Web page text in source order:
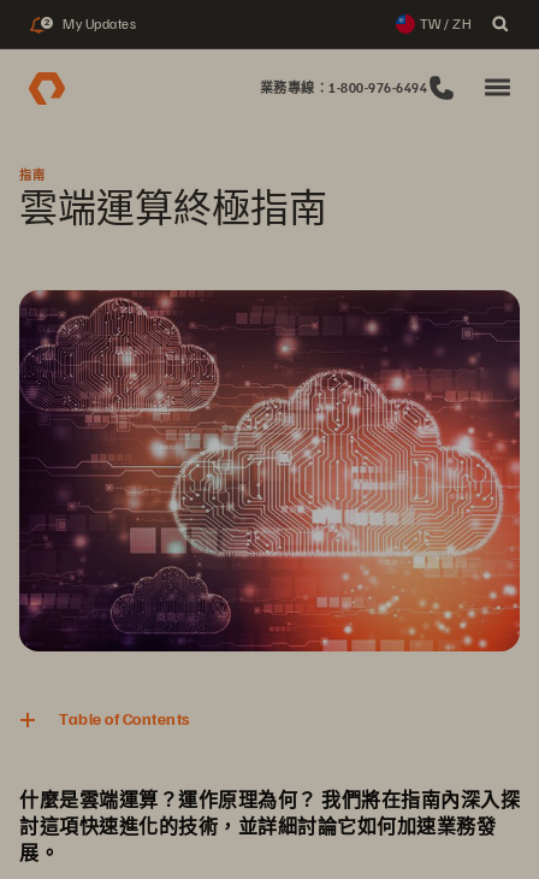
2 My Updates TW / ZH
業務專線：1-800-976-6494
指南
雲端運算終極指南
Table of Contents
什麼是雲端運算？運作原理為何？ 我們將在指南內深入探
討這項快速進化的技術，並詳細討論它如何加速業務發
展。